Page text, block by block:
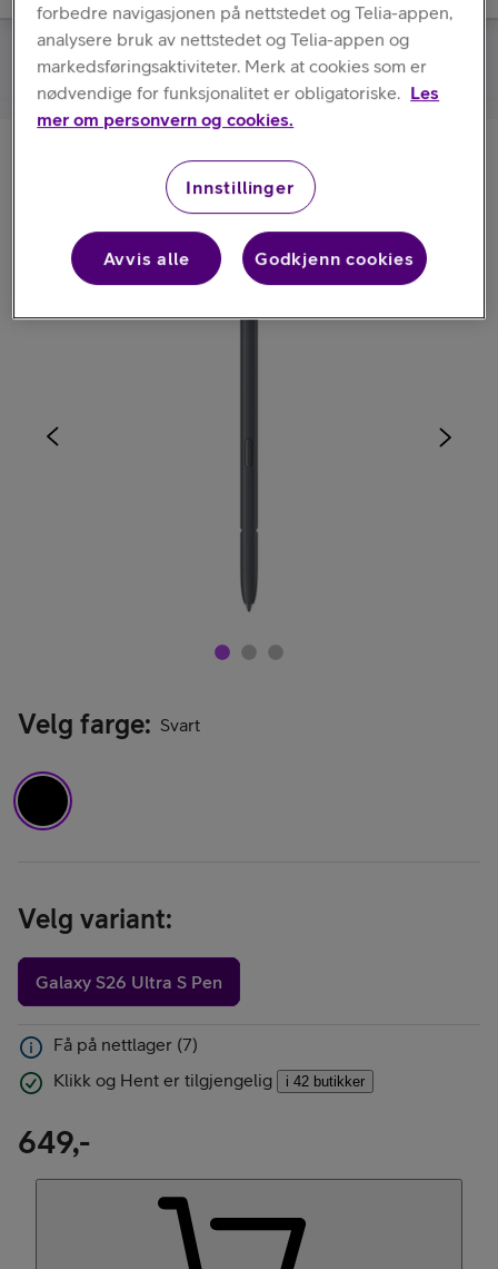
Samsung/S Pen
Velg farge: Svart
Velg variant:
Galaxy S26 Ultra S Pen
Få på nettlager (7)
Klikk og Hent er tilgjengelig
i 42 butikker
649,-
forbedre navigasjonen på nettstedet og Telia-appen,
analysere bruk av nettstedet og Telia-appen og
markedsføringsaktiviteter. Merk at cookies som er
nødvendige for funksjonalitet er obligatoriske. Les
mer om personvern og cookies.
Innstillinger
Avvis alle Godkjenn cookies